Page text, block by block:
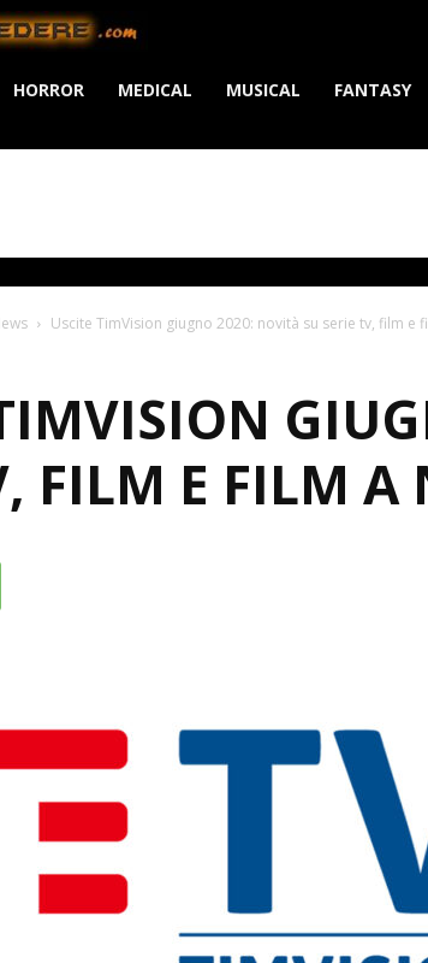
HORROR MEDICAL MUSICAL FANTASY
Uscite TimVision giugno 2020: novità su serie tv, film e
FILM E FILM A